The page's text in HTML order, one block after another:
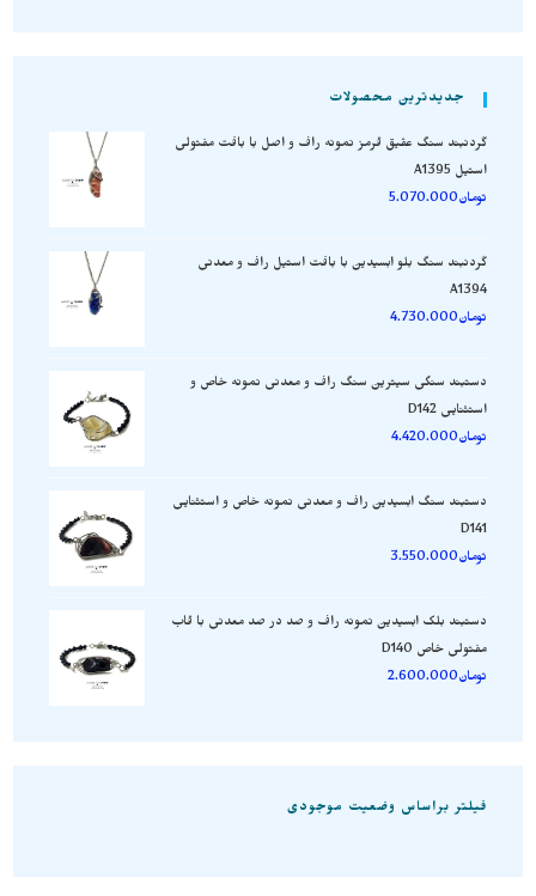
جدیدترین محصولات
گردنبند سنگ عقیق قرمز نمونه راف و اصل با بافت مفتولی
استیل A1395
تومان5.070.000
گردنبند سنگ بلو ابسیدین با بافت استیل راف و معدنی
A1394
تومان4.730.000
دستبند سنگی سیترین سنگ راف و معدنی نمونه خاص و
استثنایی D142
تومان4.420.000
دستبند سنگ ابسیدین راف و معدنی نمونه خاص و استثنایی
D141
تومان3.550.000
دستبند بلک ابسیدین نمونه راف و صد در صد معدنی با قاب
مفتولی خاص D140
تومان2.600.000
فیلتر براساس وضعیت موجودی